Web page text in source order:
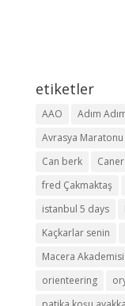
etiketler
AAO Adım
Avrasya Maratonu
Can berk
fred Çakmaktaş
istanbul 5 days
Kaçkarlar senin
Macera Akademisi
orienteering